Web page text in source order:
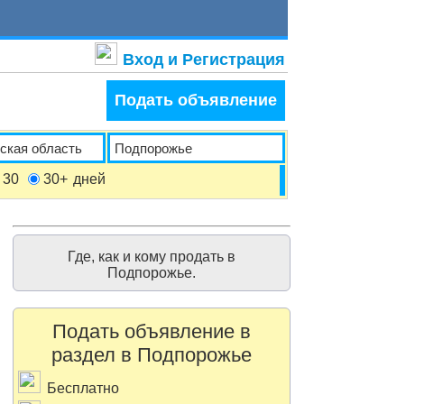
Вход и Регистрация
Подать объявление
30 30+ дней
Где, как и кому продать в
Подпорожье.
Подать объявление в
раздел в Подпорожье
Бесплатно